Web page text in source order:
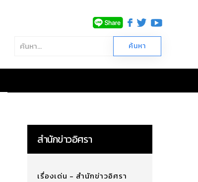
สำนักข่าวอิศรา
เรื่องเด่น - สำนักข่าวอิศรา